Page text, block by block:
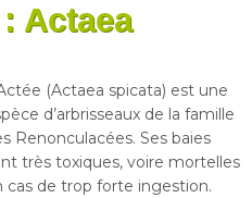
Actaea
(Actaea spicata) est une
d’arbrisseaux de la famille
Renonculacées. Ses baies
très toxiques, voire mortelles
cas de trop forte ingestion.